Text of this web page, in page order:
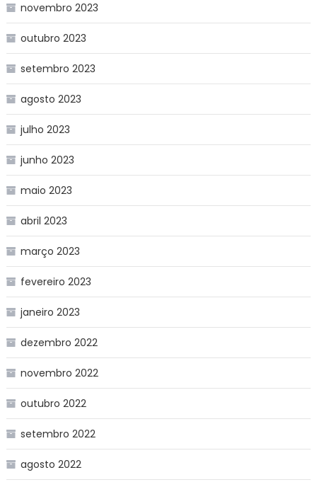
novembro 2023
outubro 2023
setembro 2023
agosto 2023
julho 2023
junho 2023
maio 2023
abril 2023
março 2023
fevereiro 2023
janeiro 2023
dezembro 2022
novembro 2022
outubro 2022
setembro 2022
agosto 2022